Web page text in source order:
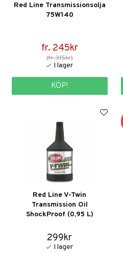
Red Line Transmissionsolja
75W140
fr. 245kr
(fr. 315kr)
KÖP!
Red Line V-Twin
Transmission Oil
ShockProof (0,95 L)
299kr